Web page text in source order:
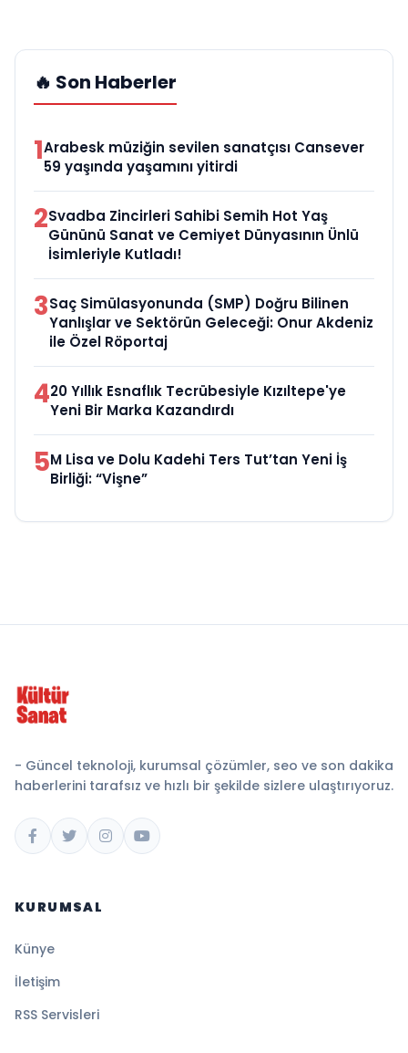
🔥 Son Haberler
1Arabesk müziğin sevilen sanatçısı Cansever
59 yaşında yaşamını yitirdi
2Svadba Zincirleri Sahibi Semih Hot Yaş
Gününü Sanat ve Cemiyet Dünyasının Ünlü
İsimleriyle Kutladı!
3Saç Simülasyonunda (SMP) Doğru Bilinen
Yanlışlar ve Sektörün Geleceği: Onur Akdeniz
ile Özel Röportaj
420 Yıllık Esnaflık Tecrübesiyle Kızıltepe'ye
Yeni Bir Marka Kazandırdı
5M Lisa ve Dolu Kadehi Ters Tut’tan Yeni İş
Birliği: “Vişne”
- Güncel teknoloji, kurumsal çözümler, seo ve son dakika
haberlerini tarafsız ve hızlı bir şekilde sizlere ulaştırıyoruz.
KURUMSAL
Künye
İletişim
RSS Servisleri